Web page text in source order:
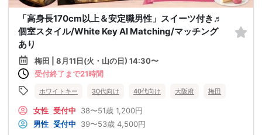
「高身長170cm以上＆安定職男性」スイーツ付き♬
個室スタイル/White Key AI Matching/マッチング
あり
梅田 | 8月11日(火・山の日) 14:30〜
受付終了まで21時間
ホワイトキー 30代向け 40代向け 大阪府 梅田
女性 受付中 38〜51歳 1,200円
男性 受付中 39〜53歳 4,500円